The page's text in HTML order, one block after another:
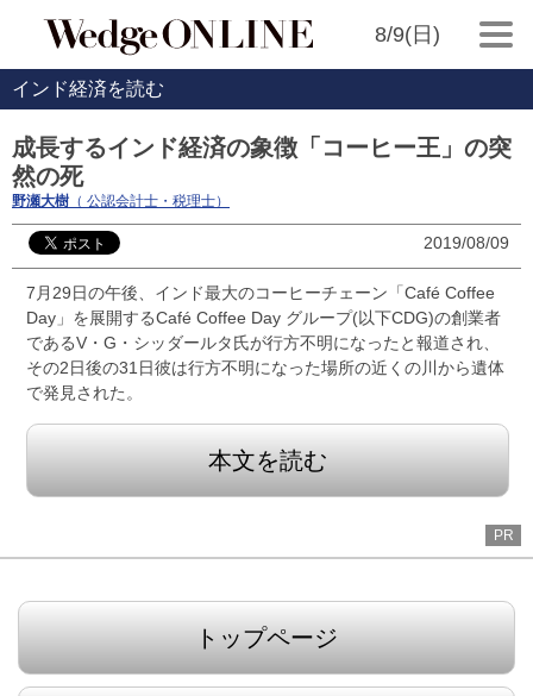
8/9(日)
インド経済を読む
成長するインド経済の象徴「コーヒー王」の突
然の死
野瀬大樹 （ 公認会計士・税理士）
2019/08/09
7月29日の午後、インド最大のコーヒーチェーン「Café Coffee
Day」を展開するCafé Coffee Day グループ(以下CDG)の創業者
であるV・G・シッダールタ氏が行方不明になったと報道され、
その2日後の31日彼は行方不明になった場所の近くの川から遺体
で発見された。
本文を読む
PR
トップページ